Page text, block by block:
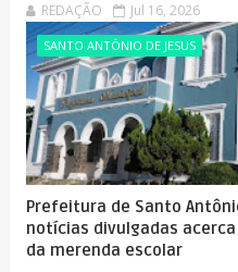
REDAÇÃO Jul 16, 2026
SANTO ANTÔNIO DE JESUS
Prefeitura de Santo
notícias divulgadas
da merenda escolar